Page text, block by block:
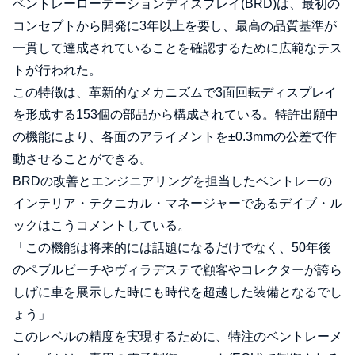
ベントレーローテーションディスプレイ(BRD)は、最初の
コンセプトから開発に3年以上を要し、最高の品質基準が
一貫して達成されていることを確認するために広範なテス
トが行われた。
この特徴は、革新的なメカニズムで3面回転ディスプレイ
を形成する153個の部品から構成されている。特許出願中
の機能により、各面のアライメントを±0.3mmの公差で作
動させることができる。
BRDの改善とエンジニアリングを担当したベントレーの
インテリア・テクニカル・マネージャーであるデイブ・ル
ックはこうコメントしている。
「この機能は将来的には話題になるだけでなく、50年後
のペブルビーチやヴィラデステで顧客やコレクターが誇ら
しげに車を展示した時にも時代を超越した装備となるでし
ょう」
このレベルの精度を実現するために、特注のベントレーメ